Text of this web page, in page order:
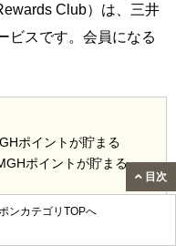
ンカテゴリTOPへ
Club）は、三井
ビスです。会員になる
ポイントが貯まる
ポイントが貯まる
員以上）
以上）
目次